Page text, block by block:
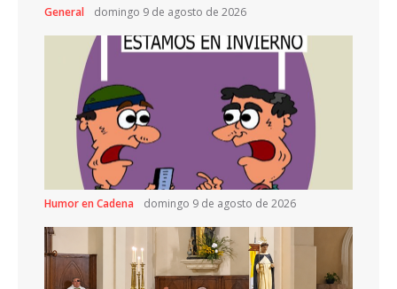
General domingo 9 de agosto de 2026
Humor en Cadena domingo 9 de agosto de 2026